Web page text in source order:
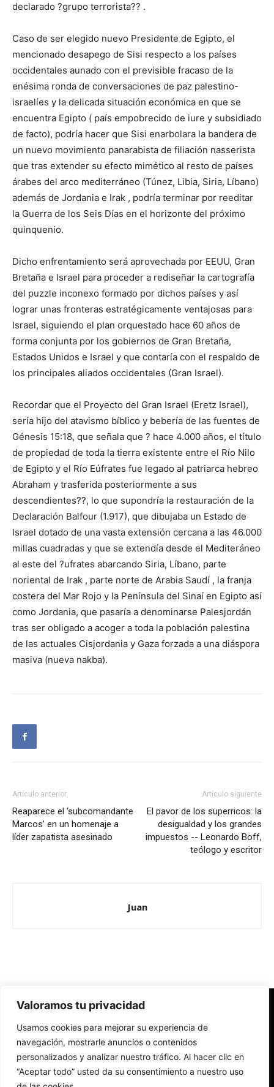
Valoramos tu privacidad
Usamos cookies para mejorar su experiencia de
navegación, mostrarle anuncios o contenidos
personalizados y analizar nuestro tráfico. Al hacer clic en
“Aceptar todo” usted da su consentimiento a nuestro uso
declarado ?grupo terrorista?? .
Caso de ser elegido nuevo Presidente de Egipto, el
mencionado desapego de Sisi respecto a los países
occidentales aunado con el previsible fracaso de la
enésima ronda de conversaciones de paz palestino-
israelíes y la delicada situación económica en que se
encuentra Egipto ( país empobrecido de iure y subsidiado
de facto), podría hacer que Sisi enarbolara la bandera de
un nuevo movimiento panarabista de filiación nasserista
que tras extender su efecto mimético al resto de países
árabes del arco mediterráneo (Túnez, Libia, Siria, Líbano)
además de Jordania e Irak , podría terminar por reeditar
la Guerra de los Seis Días en el horizonte del próximo
quinquenio.
Dicho enfrentamiento será aprovechada por EEUU, Gran
Bretaña e Israel para proceder a rediseñar la cartografía
del puzzle inconexo formado por dichos países y así
lograr unas fronteras estratégicamente ventajosas para
Israel, siguiendo el plan orquestado hace 60 años de
forma conjunta por los gobiernos de Gran Bretaña,
Estados Unidos e Israel y que contaría con el respaldo de
los principales aliados occidentales (Gran Israel).
Recordar que el Proyecto del Gran Israel (Eretz Israel),
sería hijo del atavismo bíblico y bebería de las fuentes de
Génesis 15:18, que señala que ? hace 4.000 años, el título
de propiedad de toda la tierra existente entre el Río Nilo
de Egipto y el Río Eúfrates fue legado al patriarca hebreo
Abraham y trasferida posteriormente a sus
descendientes??, lo que supondría la restauración de la
Declaración Balfour (1.917), que dibujaba un Estado de
Israel dotado de una vasta extensión cercana a las 46.000
millas cuadradas y que se extendía desde el Mediteráneo
al este del ?ufrates abarcando Siria, Líbano, parte
noriental de Irak , parte norte de Arabia Saudí , la franja
costera del Mar Rojo y la Península del Sinaí en Egipto así
como Jordania, que pasaría a denominarse Palesjordán
tras ser obligado a acoger a toda la población palestina
de las actuales Cisjordania y Gaza forzada a una diáspora
masiva (nueva nakba).
Artículo anterior
Reaparece el ‘subcomandante
Marcos’ en un homenaje a
líder zapatista asesinado
Artículo siguiente
El pavor de los superricos: la
desigualdad y los grandes
impuestos -- Leonardo Boff,
teólogo y escritor
Juan
Redes Cristianas
Una mirada alternativa sobre la Iglesia católica y la sociedad
- Colectivos de Redes Cristianas